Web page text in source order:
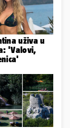
uživa u
'Valovi,